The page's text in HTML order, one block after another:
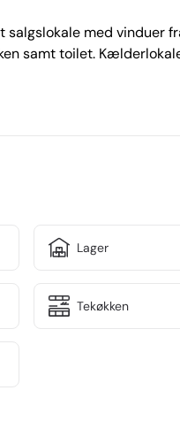
salgslokale med vinduer
samt toilet.
Lager
Tekøkken